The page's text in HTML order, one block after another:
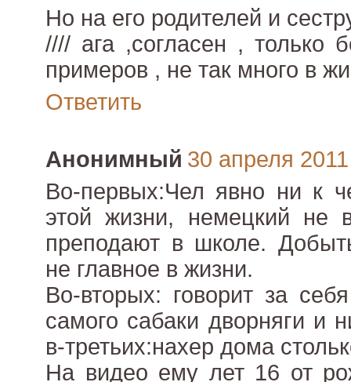
Но на его родителей и
//// ага ,согласен , только
примеров , не так много в
Ответить
Анонимный 30 апреля 2011
Во-первых:Чел явно ни к
этой жизни, немецкий не
преподают в школе.
не главное в жизни.
Во-вторых: говорит за
самого сабаки дворняги и
в-третьих:нахер дома
На видео ему лет 16 от